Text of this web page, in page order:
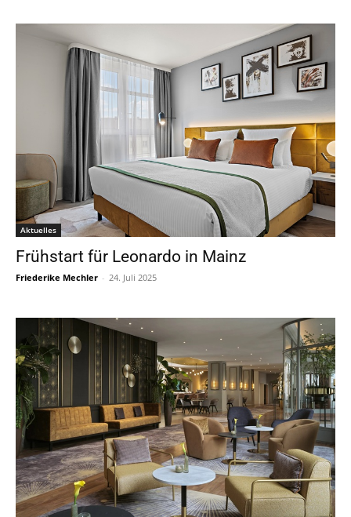
Aktuelles
Frühstart für Leonardo in Mainz
Friederike Mechler - 24. Juli 2025